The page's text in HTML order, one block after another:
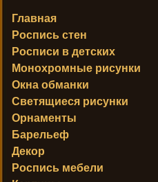
Главная
Роспись стен
Росписи в детских
Монохромные рисунки
Окна обманки
Светящиеся рисунки
Орнаменты
Барельеф
Декор
Роспись мебели